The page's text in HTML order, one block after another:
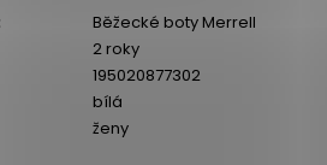
Běžecké boty Merrell
2 roky
195020877302
bílá
ženy